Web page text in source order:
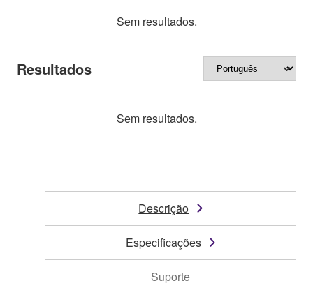
Sem resultados.
Resultados
Sem resultados.
Descrição
Especificações
Suporte